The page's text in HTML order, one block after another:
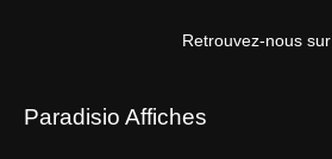
Retrouvez-nous sur
Paradisio Affiches